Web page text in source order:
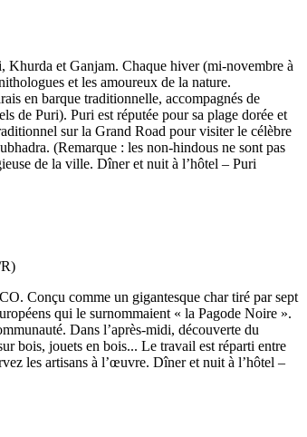
Khurda et Ganjam. Chaque hiver (mi-novembre à
et les amoureux de la nature.
en barque traditionnelle, accompagnés de
de Puri). Puri est réputée pour sa plage dorée et
sur la Grand Road pour visiter le célèbre
(Remarque : les non-hindous ne sont pas
de la ville. Dîner et nuit à l’hôtel – Puri
Conçu comme un gigantesque char tiré par sept
qui le surnommaient « la Pagode Noire ».
Dans l’après-midi, découverte du
bois, jouets en bois... Le travail est réparti entre
les artisans à l’œuvre. Dîner et nuit à l’hôtel –